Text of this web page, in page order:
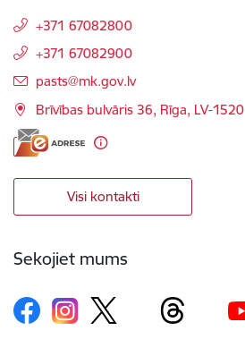
+371 67082800
+371 67082900
E-pasts:
pasts@mk.gov.lv
Brīvības bulvāris 36, Rīga, LV-1520
Visi kontakti
Sekojiet mums